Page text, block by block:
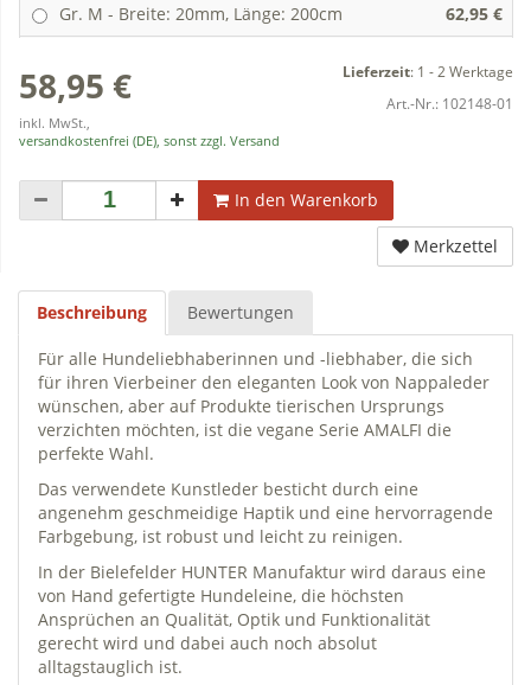
Gr. M - Breite: 20mm, Länge: 200cm
62,95 €
58,95 €
inkl. MwSt.,
versandkostenfrei (DE), sonst zzgl. Versand
Lieferzeit: 1 - 2 Werktage
Art.-Nr.: 102148-01
In den Warenkorb
Merkzettel
Beschreibung Bewertungen
Für alle Hundeliebhaberinnen und -liebhaber, die sich
für ihren Vierbeiner den eleganten Look von Nappaleder
wünschen, aber auf Produkte tierischen Ursprungs
verzichten möchten, ist die vegane Serie AMALFI die
perfekte Wahl.
Das verwendete Kunstleder besticht durch eine
angenehm geschmeidige Haptik und eine hervorragende
Farbgebung, ist robust und leicht zu reinigen.
In der Bielefelder HUNTER Manufaktur wird daraus eine
von Hand gefertigte Hundeleine, die höchsten
Ansprüchen an Qualität, Optik und Funktionalität
gerecht wird und dabei auch noch absolut
alltagstauglich ist.